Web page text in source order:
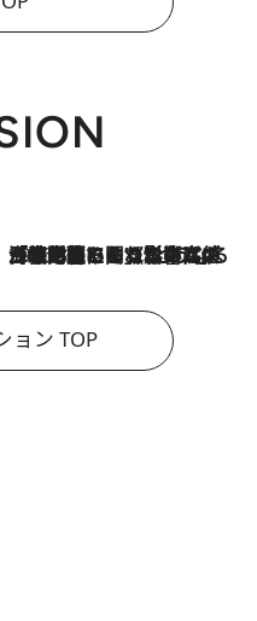
2026.8.3
「住宅建てられない…」「サーチャージ料の高値が続いている」ホルムズ海峡封鎖による影響はいつまで続く？《エネルギー専門家に聞く“どうなる日本の暮らし”》
ョン TOP